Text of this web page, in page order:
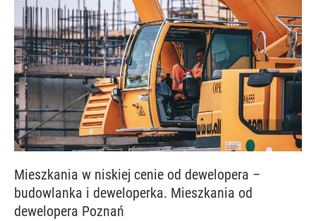
Mieszkania w niskiej cenie od dewelopera –
budowlanka i deweloperka. Mieszkania od
dewelopera Poznań